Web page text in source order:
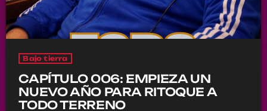
Bajo tierra
CAPÍTULO 006: EMPIEZA UN
NUEVO AÑO PARA RITOQUE A
TODO TERRENO